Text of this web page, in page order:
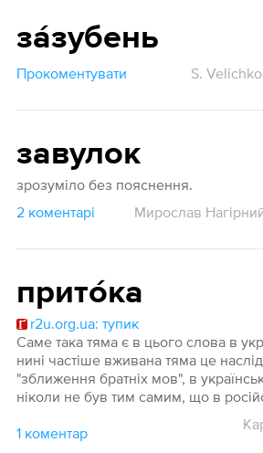
за́зубень
Прокоментувати S. Velichko
завулок
зрозуміло без пояснення.
2 коментарі
Мирослав
прито́ка
r2u.org.ua: тупик
Саме така тяма є в цього слова в
нині частіше вживана тяма це
"зближення братніх мов", в
ніколи не був тим самим, що в
1 коментар